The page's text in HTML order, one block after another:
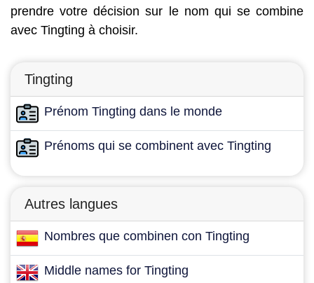
prendre votre décision sur le nom qui se combine
avec Tingting à choisir.
Tingting
Prénom Tingting dans le monde
Prénoms qui se combinent avec Tingting
Autres langues
Nombres que combinen con Tingting
Middle names for Tingting